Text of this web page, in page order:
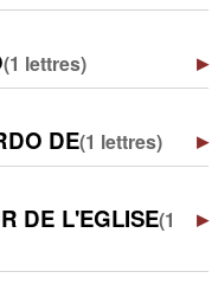
(1 lettres)
DE(1 lettres)
DE L'EGLISE(1